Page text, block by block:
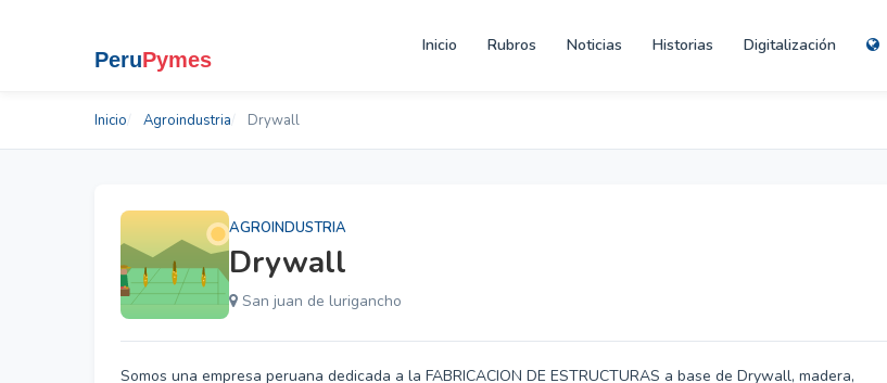
Inicio Rubros Noticias Historias Digitalización
Inicio Agroindustria Drywall
AGROINDUSTRIA
Drywall
San juan de lurigancho
Somos una empresa peruana dedicada a la FABRICACION DE ESTRUCTURAS a base de Drywall, madera,